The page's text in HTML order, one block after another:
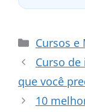
Cursos e
Curso de
que você
10